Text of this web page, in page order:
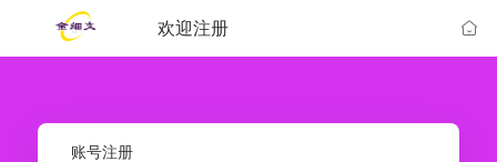
欢迎注册
账号注册